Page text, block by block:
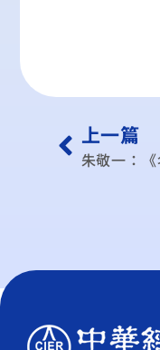
上一篇
朱敬一：